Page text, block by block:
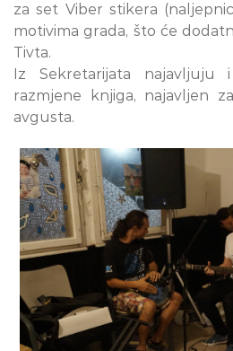
za set Viber stikera
motivima grada, što će
Tivta.
Iz Sekretarijata najavljuju
razmjene knjiga, najavljen
avgusta.